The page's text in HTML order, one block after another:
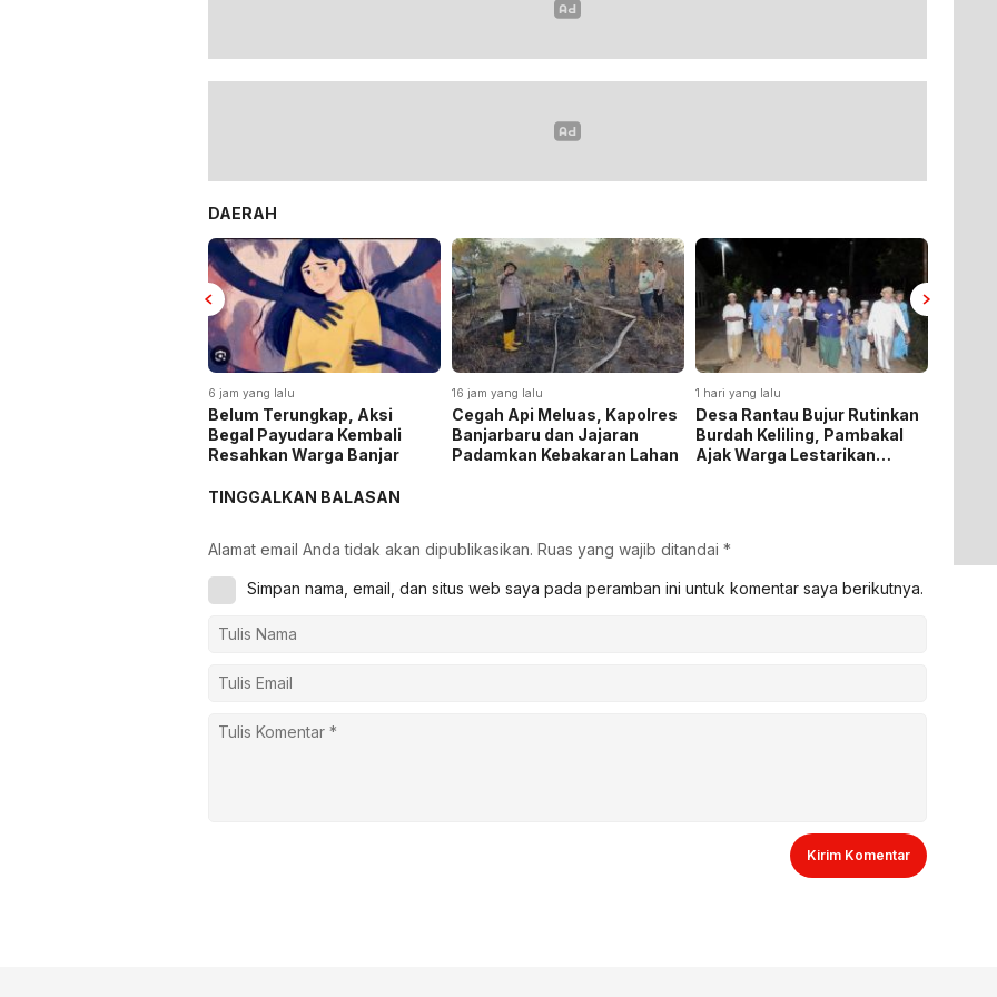
DAERAH
6 jam yang lalu
Belum Terungkap, Aksi
Begal Payudara Kembali
Resahkan Warga Banjar
16 jam yang lalu
Cegah Api Meluas, Kapolres
Banjarbaru dan Jajaran
Padamkan Kebakaran Lahan
1 hari yang lalu
Desa Rantau Bujur Rutinkan
Burdah Keliling, Pambakal
Ajak Warga Lestarikan
TINGGALKAN BALASAN
Alamat email Anda tidak akan dipublikasikan. Ruas yang wajib ditandai *
Simpan nama, email, dan situs web saya pada peramban ini untuk komentar saya berikutnya.